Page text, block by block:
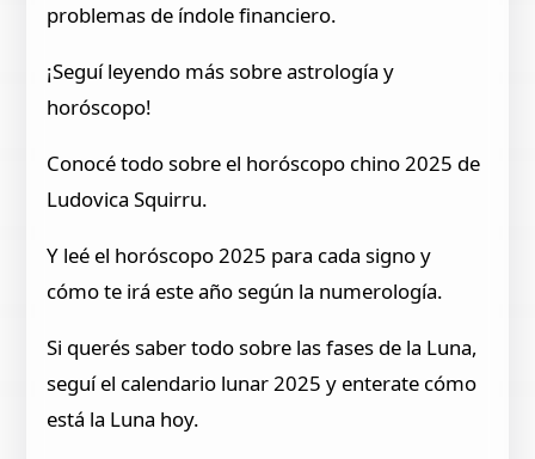
problemas de índole financiero.
¡Seguí leyendo más sobre astrología y
horóscopo!
Conocé todo sobre el horóscopo chino 2025 de
Ludovica Squirru.
Y leé el horóscopo 2025 para cada signo y
cómo te irá este año según la numerología.
Si querés saber todo sobre las fases de la Luna,
seguí el calendario lunar 2025 y enterate cómo
está la Luna hoy.